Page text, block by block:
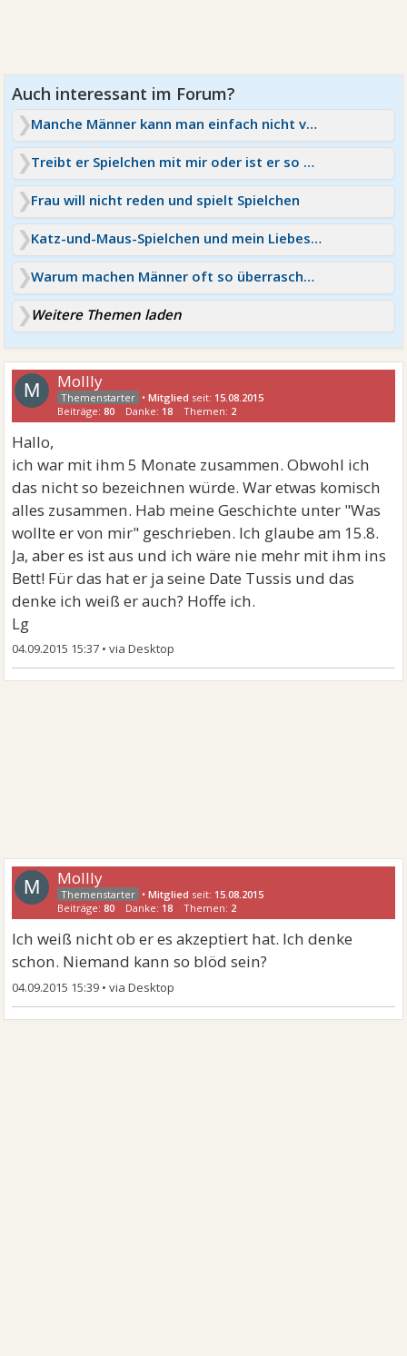
Manche Männer kann man einfach nicht verstehen-Resümee
Treibt er Spielchen mit mir oder ist er so eiskalt?
Frau will nicht reden und spielt Spielchen
Katz-und-Maus-Spielchen und mein Liebeskummer
Warum machen Männer oft so überraschend Schluss?
Weitere Themen laden
M Mollly
•Mitglied seit: 15.08.2015
Beiträge:80 Danke: 18 Themen: 2
Hallo,
ich war mit ihm 5 Monate zusammen. Obwohl ich
das nicht so bezeichnen würde. War etwas komisch
alles zusammen. Hab meine Geschichte unter "Was
wollte er von mir" geschrieben. Ich glaube am 15.8.
Ja, aber es ist aus und ich wäre nie mehr mit ihm ins
Bett! Für das hat er ja seine Date Tussis und das
denke ich weiß er auch? Hoffe ich.
Lg
04.09.2015 15:37 •
M Mollly
•Mitglied seit: 15.08.2015
Beiträge:80 Danke: 18 Themen: 2
Ich weiß nicht ob er es akzeptiert hat. Ich denke
schon. Niemand kann so blöd sein?
04.09.2015 15:39 •